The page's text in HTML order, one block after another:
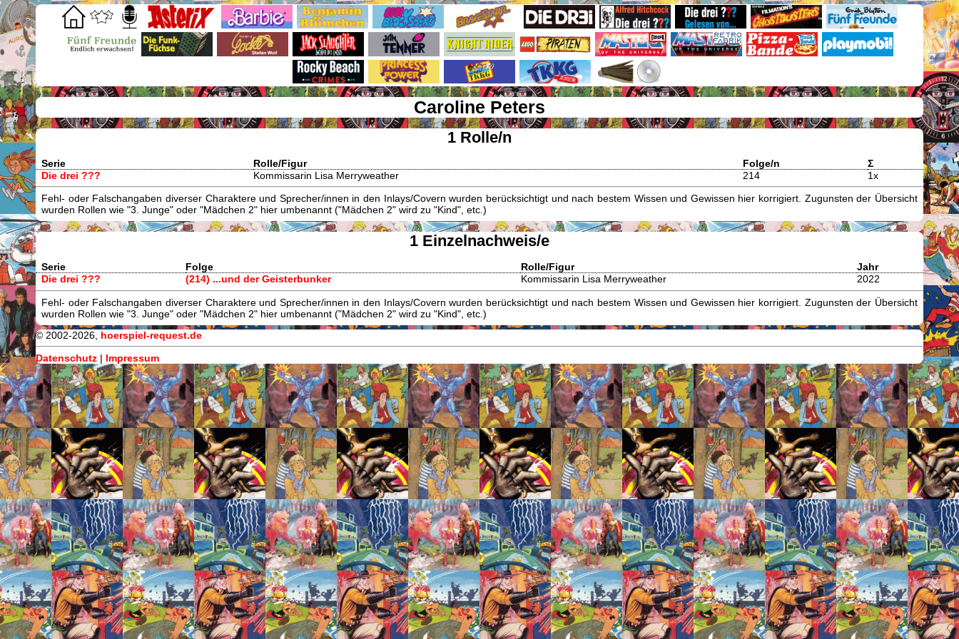
Caroline Peters
1 Rolle/n
Serie Rolle/Figur Folge/n
Σ
Die drei ???
Kommissarin Lisa Merryweather 214 1x
Fehl- oder Falschangaben diverser Charaktere und Sprecher/innen in den Inlays/Covern wurden berücksichtigt und nach bestem Wissen und Gewissen hier korrigiert. Zugunsten der Übersicht
wurden Rollen wie "3. Junge" oder "Mädchen 2" hier umbenannt ("Mädchen 2" wird zu "Kind", etc.)
1 Einzelnachweis/e
Serie Folge Rolle/Figur
Jahr
Die drei ???
(214) ...und der Geisterbunker Kommissarin Lisa Merryweather 2022
Fehl- oder Falschangaben diverser Charaktere und Sprecher/innen in den Inlays/Covern wurden berücksichtigt und nach bestem Wissen und Gewissen hier korrigiert. Zugunsten der Übersicht
wurden Rollen wie "3. Junge" oder "Mädchen 2" hier umbenannt ("Mädchen 2" wird zu "Kind", etc.)
© 2002-2026, hoerspiel-request.de
Datenschutz | Impressum